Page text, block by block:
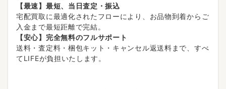
【最速】最短、当日査定・振込
宅配買取に最適化されたフローにより、お品物到着からご
入金まで最短距離で完結。
【安心】完全無料のフルサポート
送料・査定料・梱包キット・キャンセル返送料まで、すべ
てLIFEが負担いたします。